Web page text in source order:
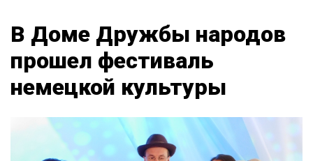
В Доме Дружбы народов
прошел фестиваль
немецкой культуры